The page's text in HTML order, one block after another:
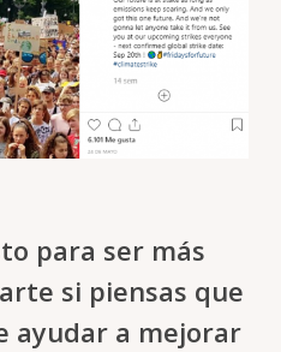
para ser más
si piensas que
ayudar a mejorar